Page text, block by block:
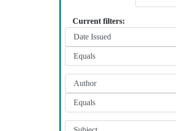
Current filters: